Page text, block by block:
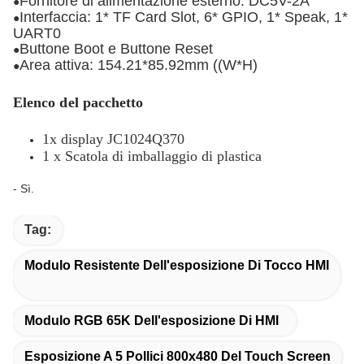
●Interfaccia: 1* TF Card Slot, 6* GPIO, 1* Speak, 1*
UART0
●Buttone Boot e Buttone Reset
●Area attiva: 154.21*85.92mm ((W*H)
Elenco del pacchetto
1x display JC1024Q370
1 x Scatola di imballaggio di plastica
- Sì.
Tag:
Modulo Resistente Dell'esposizione Di Tocco HMI
Modulo RGB 65K Dell'esposizione Di HMI
Esposizione A 5 Pollici 800x480 Del Touch Screen